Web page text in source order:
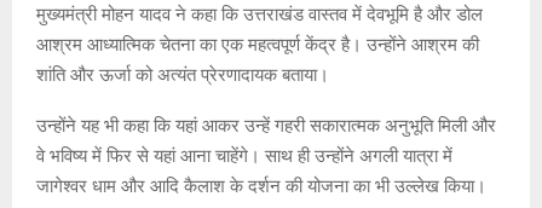
मुख्यमंत्री मोहन यादव ने कहा किउत्तराखंडवास्तव में देवभूमि है और डोल
आश्रम आध्यात्मिक चेतना का एक महत्वपूर्ण केंद्र है। उन्होंने आश्रम की
शांति और ऊर्जा को अत्यंत प्रेरणादायक बताया।
उन्होंने यह भी कहा कि यहां आकर उन्हें गहरी सकारात्मक अनुभूति मिली और
वे भविष्य में फिर से यहां आना चाहेंगे। साथ ही उन्होंने अगली यात्रा में
जागेश्वर धाम और आदि कैलाश के दर्शन की योजना का भी उल्लेख किया।